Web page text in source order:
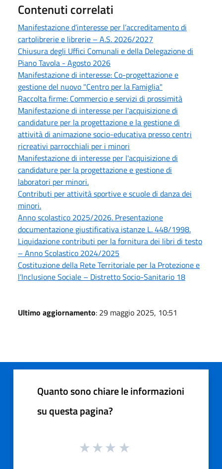
Contenuti correlati
Manifestazione d’interesse per l’accreditamento di
cartolibrerie e librerie – A.S. 2026/2027
Chiusura degli Uffici Comunali e della Delegazione di
Piano Tavola - Agosto 2026
Manifestazione di interesse: Co-progettazione e
gestione del nuovo "Centro per la Famiglia"
Raccolta firme: Commercio e servizi di prossimità
Manifestazione di interesse per l'acquisizione di
candidature per la progettazione e la gestione di
attività di animazione socio-educativa presso centri
ricreativi parrocchiali per i minori
Manifestazione di interesse per l'acquisizione di
candidature per la progettazione e gestione di
laboratori per minori.
Contributi per attività sportive e scuole di danza dei
minori.
Anno scolastico 2025/2026. Presentazione
documentazione giustificativa istanze L. 448/1998.
Liquidazione contributi per la fornitura dei libri di testo
– Anno Scolastico 2024/2025
Costituzione della Rete Territoriale per la Protezione e
l’Inclusione Sociale – Distretto Socio-Sanitario 18
Ultimo aggiornamento: 29 maggio 2025, 10:51
Quanto sono chiare le informazioni
su questa pagina?